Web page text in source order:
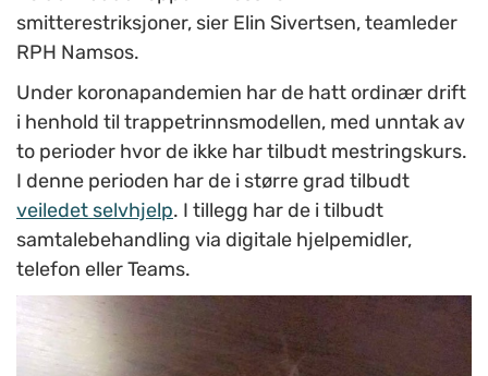
smitterestriksjoner, sier Elin Sivertsen, teamleder
RPH Namsos.
Under koronapandemien har de hatt ordinær drift
i henhold til trappetrinnsmodellen, med unntak av
to perioder hvor de ikke har tilbudt mestringskurs.
I denne perioden har de i større grad tilbudt
veiledet selvhjelp. I tillegg har de i tilbudt
samtalebehandling via digitale hjelpemidler,
telefon eller Teams.